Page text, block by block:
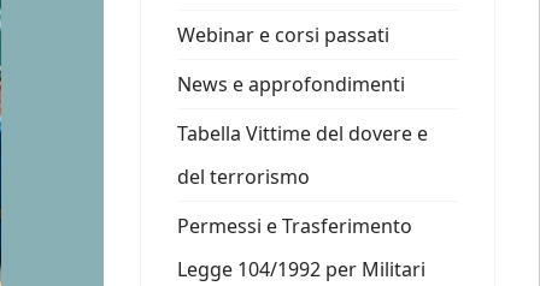
Webinar e corsi passati
News e approfondimenti
Tabella Vittime del dovere e
del terrorismo
Permessi e Trasferimento
Legge 104/1992 per Militari